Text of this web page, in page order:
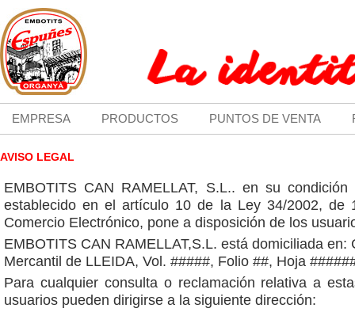
EMPRESA PRODUCTOS PUNTOS DE VENTA
AVISO LEGAL
EMBOTITS CAN RAMELLAT, S.L.. en su
establecido en el artículo 10 de la Ley 34/2002,
Comercio Electrónico, pone a disposición de los
EMBOTITS CAN RAMELLAT,S.L. está domiciliada
Mercantil de LLEIDA, Vol. #####, Folio ##, Hoja
Para cualquier consulta o reclamación relativa a
usuarios pueden dirigirse a la siguiente dirección: